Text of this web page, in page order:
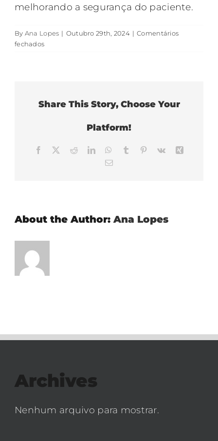
melhorando a segurança do paciente.
By Ana Lopes | Outubro 29th, 2024 | Comentários
fechadosem
Share This Story, Choose Your
Platform!
Facebook RedditLinkedInWhatsApp
Tumblr Pinterest
Vk
Email
About the Author:Ana Lopes
Archives
Nenhum arquivo para mostrar.